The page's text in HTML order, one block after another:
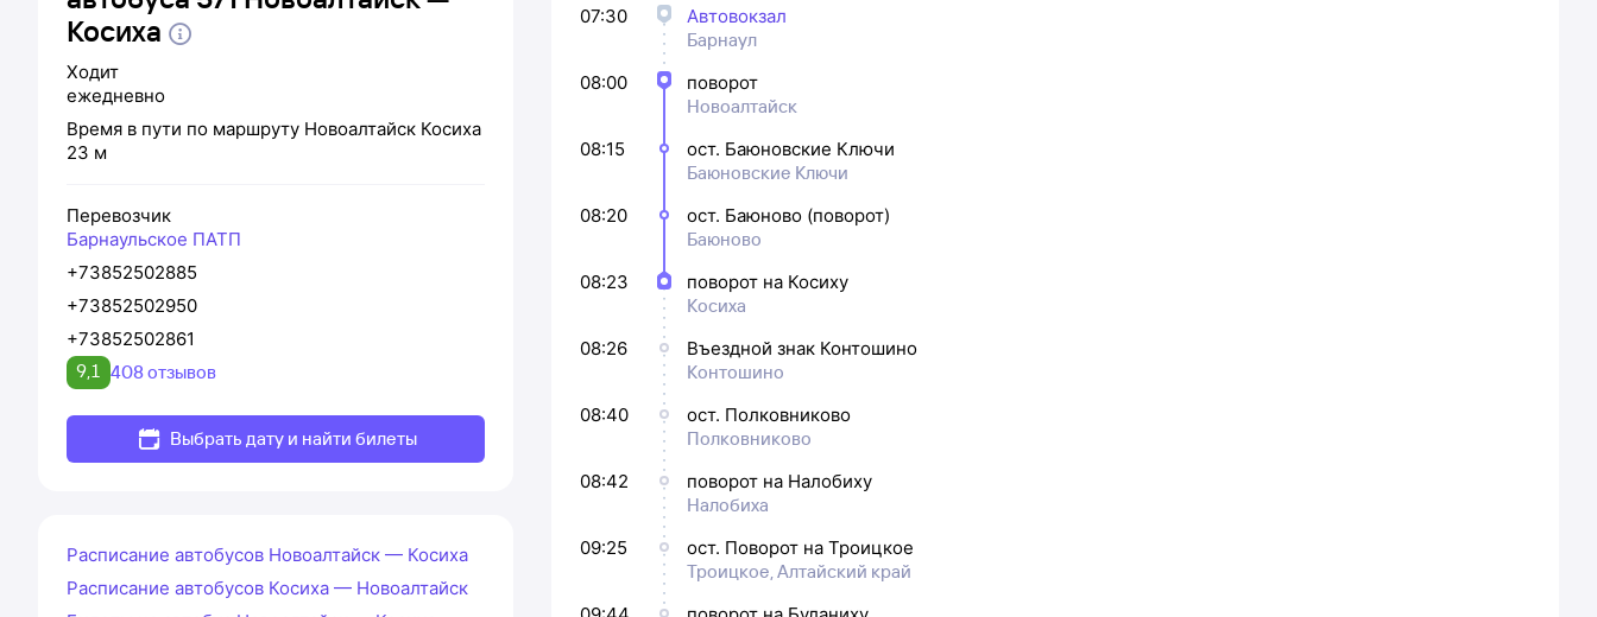
Косиха
Ходит
ежедневно
Время в пути по маршруту Новоалтайск Косиха
23 м
Перевозчик
Барнаульское ПАТП
+73852502885
+73852502950
+73852502861
9,1 408 отзывов
Выбрать дату и найти билеты
07:30
Автовокзал
Барнаул
08:00
поворот
Новоалтайск
08:15
ост. Баюновские Ключи
Баюновские Ключи
08:20
ост. Баюново (поворот)
Баюново
08:23
поворот на Косиху
Косиха
08:26
Въездной знак Контошино
Контошино
08:40
ост. Полковниково
Полковниково
08:42
поворот на Налобиху
Налобиха
09:25
ост. Поворот на Троицкое
Троицкое, Алтайский край
Расписание автобусов Новоалтайск — Косиха
Расписание автобусов Косиха — Новоалтайск